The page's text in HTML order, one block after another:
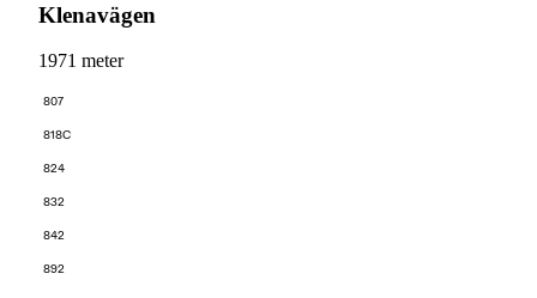
Klenavägen
1971 meter
807
818C
824
832
842
892